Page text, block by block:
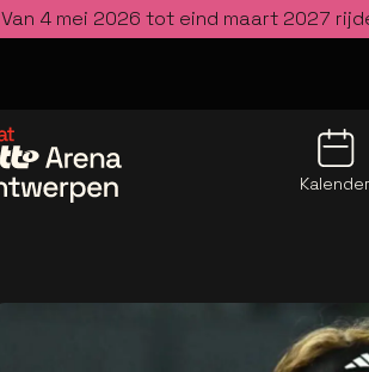
Van 4 mei 2026 tot eind maart 2027
Kalender